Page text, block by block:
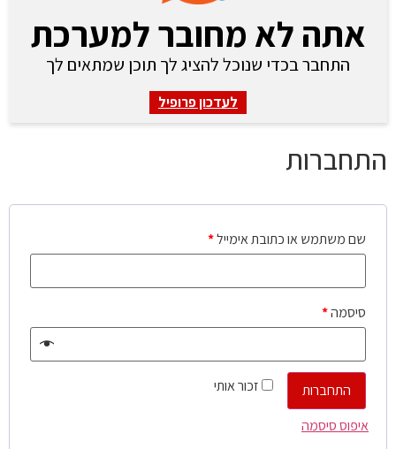
אתה לא מחובר למערכת
התחבר בכדי שנוכל להציג לך תוכן שמתאים לך
לעדכון פרופיל
התחברות
שם משתמש או כתובת אימייל*
סיסמה*
זכור אותי
התחברות
איפוס סיסמה